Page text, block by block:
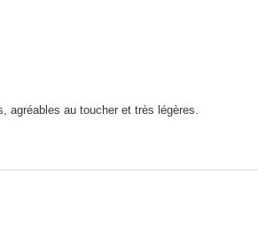
au toucher et très légères.